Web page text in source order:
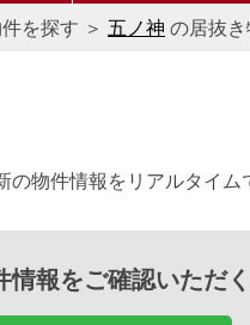
を探す ＞ 五ノ神 の居抜
物件情報をリアルタイム
情報をご確認いただ